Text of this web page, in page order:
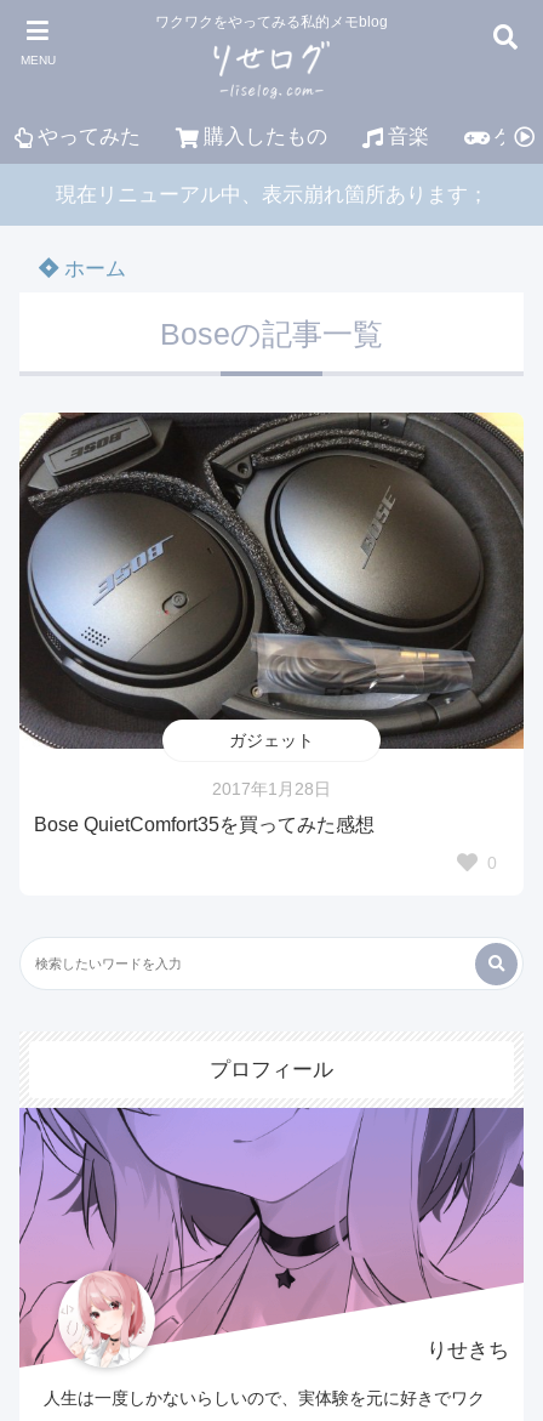
MENU
ワクワクをやってみる私的メモblog
やってみた 購入したもの 音楽 ゲー
現在リニューアル中、表示崩れ箇所あります；
ホーム
Boseの記事一覧
ガジェット
2017年1月28日
Bose QuietComfort35を買ってみた感想
0
プロフィール
りせきち
人生は一度しかないらしいので、実体験を元に好きでワク